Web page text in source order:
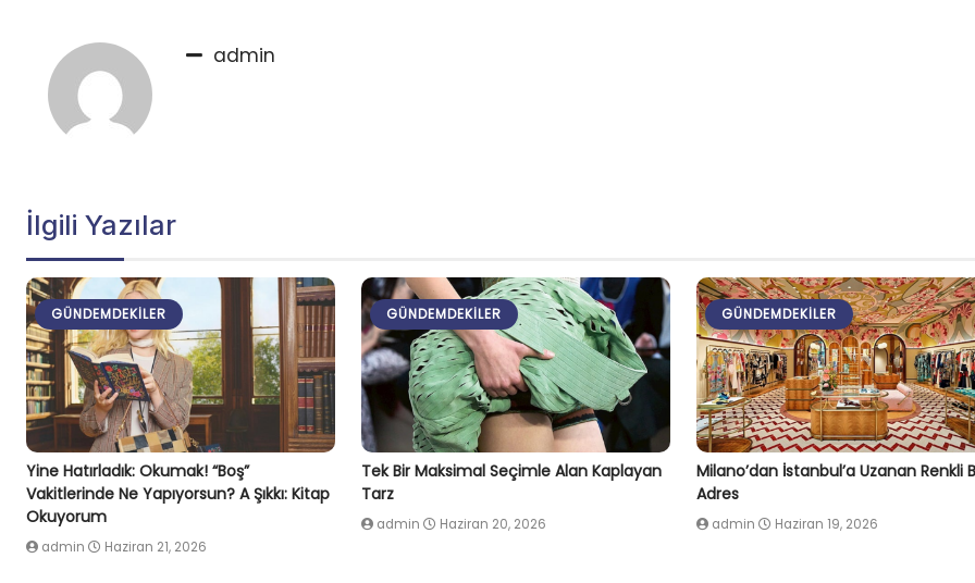
admin
İlgili Yazılar
GÜNDEMDEKILER
Yine Hatırladık: Okumak! “Boş”
Vakitlerinde Ne Yapıyorsun? A Şıkkı: Kitap
Okuyorum
admin Haziran 21, 2026
GÜNDEMDEKILER
Tek Bir Maksimal Seçimle Alan Kaplayan
Tarz
admin Haziran 20, 2026
GÜNDEMDEKILER
Milano’dan İstanbul’a Uzanan Renkli
Adres
admin Haziran 19, 2026